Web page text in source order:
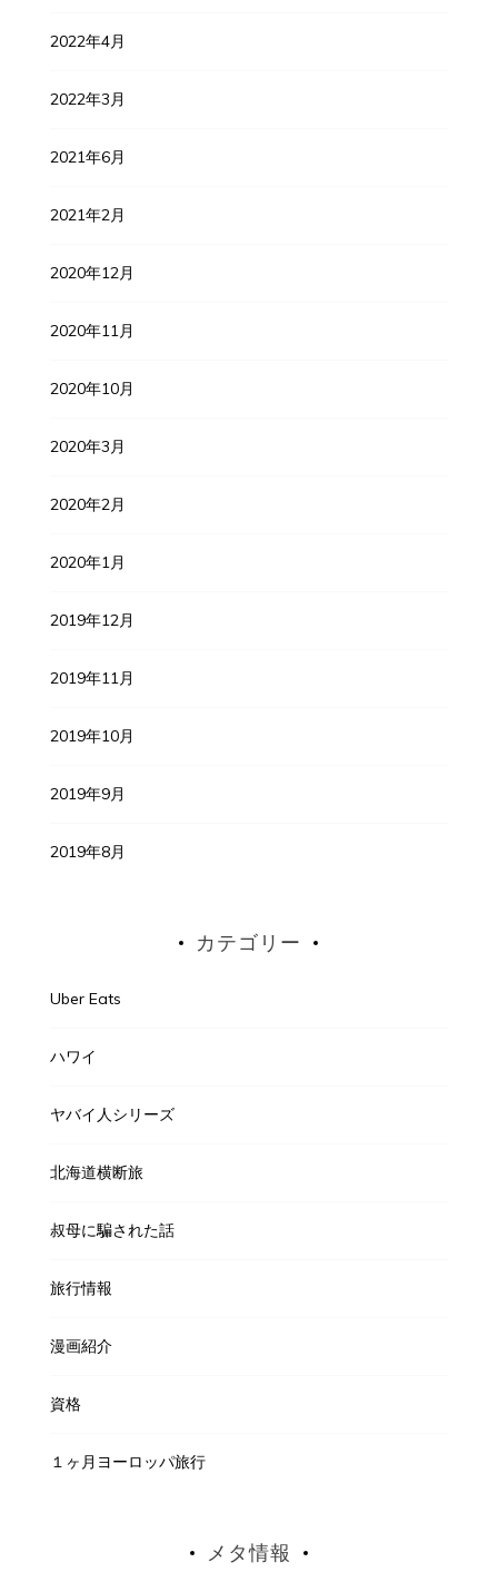
2022年4月
2022年3月
2021年6月
2021年2月
2020年12月
2020年11月
2020年10月
2020年3月
2020年2月
2020年1月
2019年12月
2019年11月
2019年10月
2019年9月
2019年8月
カテゴリー
Uber Eats
ハワイ
ヤバイ人シリーズ
北海道横断旅
叔母に騙された話
旅行情報
漫画紹介
資格
１ヶ月ヨーロッパ旅行
メタ情報